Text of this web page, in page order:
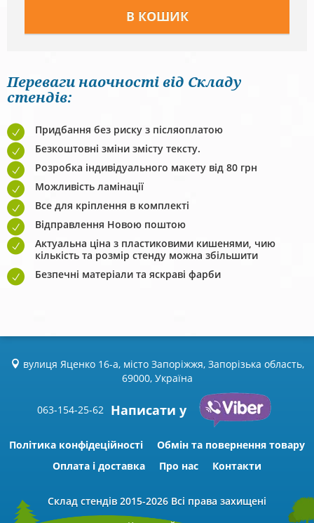
Переваги наочності від Складу
стендів:
Придбання без риску з післяоплатою
Безкоштовні зміни змісту тексту.
Розробка індивідуального макету від 80 грн
Можливість ламінації
Все для кріплення в комплекті
Відправлення Новою поштою
Актуальна ціна з пластиковими кишенями, чию
кількість та розмір стенду можна збільшити
Безпечні матеріали та яскраві фарби
вулиця Яценко 16-а, місто Запоріжжя, Запорізька область,
69000, Україна
063-154-25-62 Написати у
Політика конфідеційності
Обмін та повернення товару
Оплата і доставка
Про нас Контакти
Склад стендів 2015-2026 Всі права захищені